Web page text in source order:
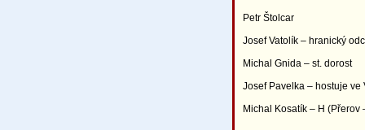
Petr Štolcar
Josef Vatolík – hranický
Michal Gnida – st. dorost
Josef Pavelka – hostuje ve
Michal Kosatík – H